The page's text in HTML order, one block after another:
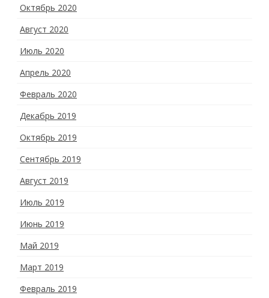
Октябрь 2020
Август 2020
Июль 2020
Апрель 2020
Февраль 2020
Декабрь 2019
Октябрь 2019
Сентябрь 2019
Август 2019
Июль 2019
Июнь 2019
Май 2019
Март 2019
Февраль 2019